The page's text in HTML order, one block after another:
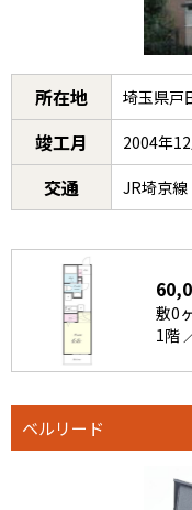
所在地 埼玉県戸
竣工月 2004年
交通 JR埼京
敷0
1階
ベルリード